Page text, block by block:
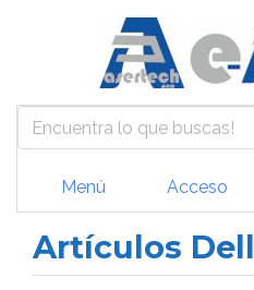
Menú Acceso
Artículos Dell